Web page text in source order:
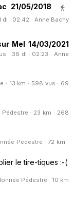
21/05/2018
· 02:42 · Anne Bachy
Mel 14/03/2021
· 36 dl · 02:23 · Anne
· 13 km · 598 vus · 69
· 23 km · 268
Pédestre · 72 km ·
le tire-tiques :-(
Pédestre · 10 km